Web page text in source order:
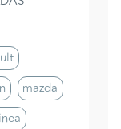
mazda